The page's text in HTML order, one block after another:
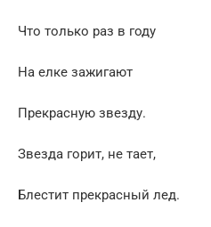
Что только раз в году
На елке зажигают
Прекрасную звезду.
Звезда горит, не тает,
Блестит прекрасный лед.